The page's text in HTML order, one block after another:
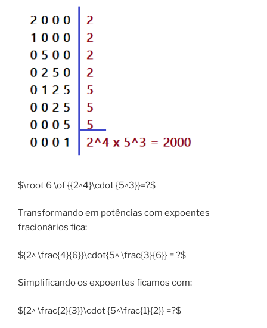
$\root 6 \of {{2^4}\cdot {5^3}}=?$
Transformando em potências com expoentes
fracionários fica:
${2^ \frac{4}{6}}\cdot{5^ \frac{3}{6}} = ?$
Simplificando os expoentes ficamos com:
${2^ \frac{2}{3}}\cdot {5^\frac{1}{2}} =?$